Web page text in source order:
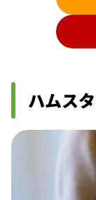
ハムス